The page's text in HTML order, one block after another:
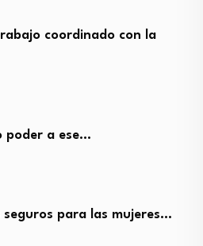
coordinado con la
poder a ese…
seguros para las mujeres…